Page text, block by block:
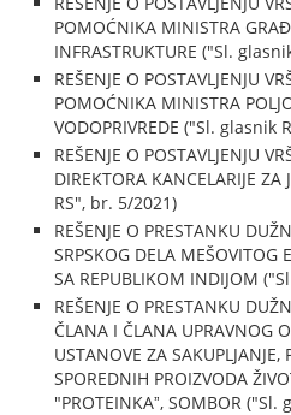
POMOĆNIKA MINISTRA
INFRASTRUKTURE ("Sl.
REŠENJE O POSTAVLJENJU
POMOĆNIKA MINISTRA
VODOPRIVREDE ("Sl. glasnik
REŠENJE O POSTAVLJENJU
DIREKTORA KANCELARIJE
RS", br. 5/2021)
REŠENJE O PRESTANKU
SRPSKOG DELA
SA REPUBLIKOM INDIJOM
REŠENJE O PRESTANKU
ČLANA I ČLANA UPRAVNOG
USTANOVE ZA SAKUPLJANJE,
SPOREDNIH PROIZVODA
"PROTEINKAˮ, SOMBOR